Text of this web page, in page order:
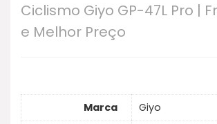
Ciclismo Giyo GP-47L Pro |
e Melhor Preço
Marca
Giyo